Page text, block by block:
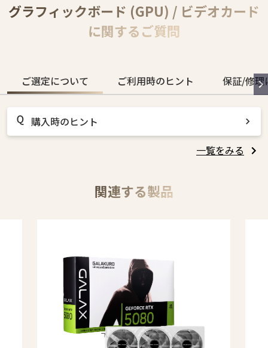
グラフィックボード (GPU) / ビデオカード
に関するご質問
ご選定について ご利用時のヒント 保証/修理
購入時のヒント
一覧をみる
関連する製品